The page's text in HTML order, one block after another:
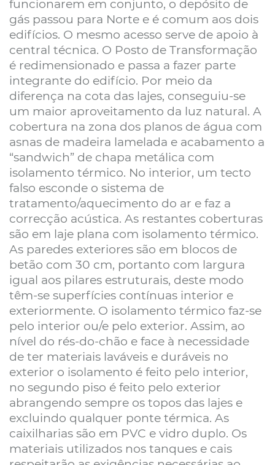
funcionarem em conjunto, o depósito de
gás passou para Norte e é comum aos dois
edifícios. O mesmo acesso serve de apoio à
central técnica. O Posto de Transformação
é redimensionado e passa a fazer parte
integrante do edifício. Por meio da
diferença na cota das lajes, conseguiu-se
um maior aproveitamento da luz natural. A
cobertura na zona dos planos de água com
asnas de madeira lamelada e acabamento a
“sandwich” de chapa metálica com
isolamento térmico. No interior, um tecto
falso esconde o sistema de
tratamento/aquecimento do ar e faz a
correcção acústica. As restantes coberturas
são em laje plana com isolamento térmico.
As paredes exteriores são em blocos de
betão com 30 cm, portanto com largura
igual aos pilares estruturais, deste modo
têm-se superfícies contínuas interior e
exteriormente. O isolamento térmico faz-se
pelo interior ou/e pelo exterior. Assim, ao
nível do rés-do-chão e face à necessidade
de ter materiais laváveis e duráveis no
exterior o isolamento é feito pelo interior,
no segundo piso é feito pelo exterior
abrangendo sempre os topos das lajes e
excluindo qualquer ponte térmica. As
caixilharias são em PVC e vidro duplo. Os
materiais utilizados nos tanques e cais